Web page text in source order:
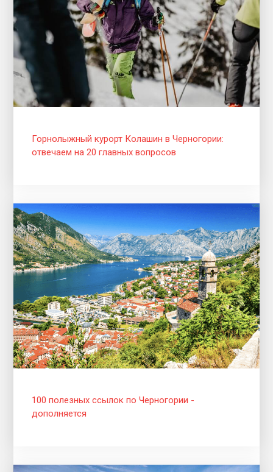
Горнолыжный курорт Колашин в Черногории:
отвечаем на 20 главных вопросов
100 полезных ссылок по Черногории -
дополняется